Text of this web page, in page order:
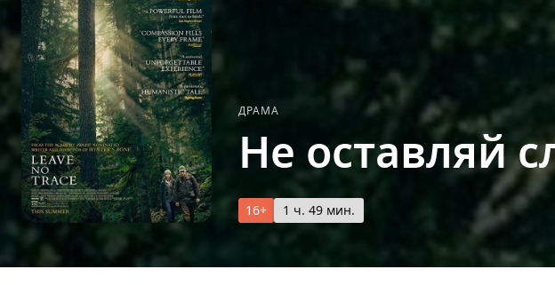
ДРАМА
Не оставляй
16+ 1 ч. 49 мин.